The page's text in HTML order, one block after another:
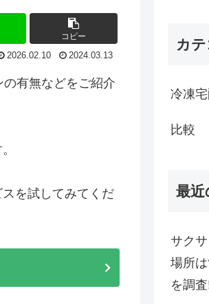
コピー
2026.02.10 2024.03.13
有無などをご紹介
を試してみてくだ
カ
冷凍
比較
最近
サク
場所
を調